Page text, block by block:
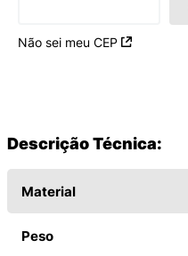
Não sei meu CEP
Descrição Técnica:
Material
Peso